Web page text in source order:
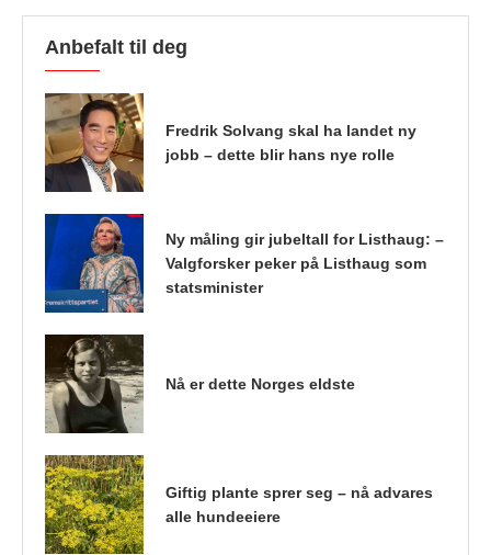
Anbefalt til deg
Fredrik Solvang skal ha landet ny
jobb – dette blir hans nye rolle
Ny måling gir jubeltall for Listhaug: –
Valgforsker peker på Listhaug som
statsminister
Nå er dette Norges eldste
Giftig plante sprer seg – nå advares
alle hundeeiere